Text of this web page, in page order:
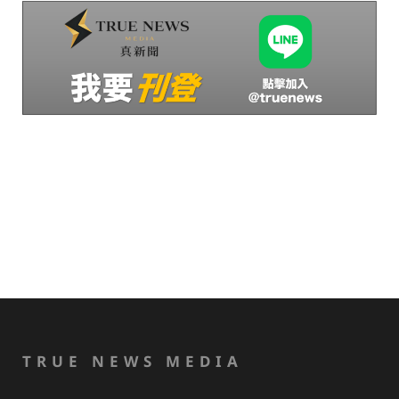
TRUE NEWS MEDIA